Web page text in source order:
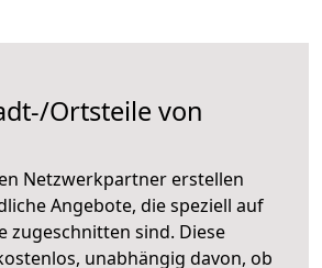
Ortsteile von
Netzwerkpartner erstellen
Angebote, die speziell auf
zugeschnitten sind. Diese
unabhängig davon, ob